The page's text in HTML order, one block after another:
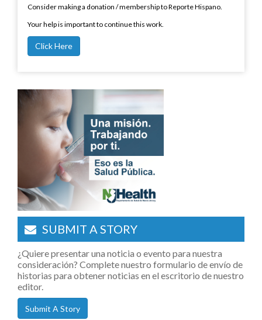
Consider making a donation / membership to Reporte Hispano.
Your help is important to continue this work.
Click Here
SUBMIT A STORY
¿Quiere presentar una noticia o evento para nuestra
consideración? Complete nuestro formulario de envío de
historias para obtener noticias en el escritorio de nuestro
editor.
Submit A Story